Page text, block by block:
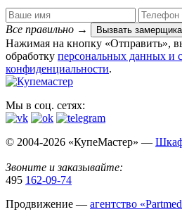
Все правильно → Вызвать замерщика
Нажимая на кнопку «Отправить»,
обработку персональных данных​ и
конфиденциальности.
Мы в соц. сетях:
© 2004-2026 «КупеМастер» —
Звоните и заказывайте:
495 162-09-74
Продвижение — агентство